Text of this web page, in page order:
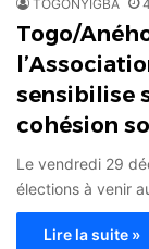
TOGONYIGBA
Togo/
sensibilise
cohésion
Le vendredi 29
élections à venir
Lire la suite »